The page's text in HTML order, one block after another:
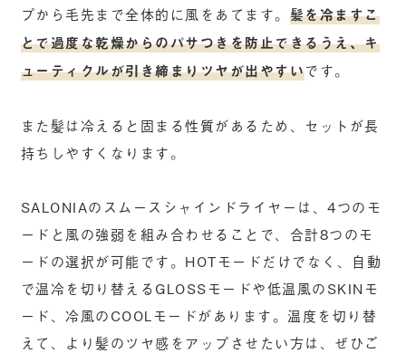
プから毛先まで全体的に風をあてます。 髪を冷ますこ
とで過度な乾燥からのパサつきを防止できるうえ、キ
ューティクルが引き締まりツヤが出やすいです。
また髪は冷えると固まる性質があるため、セットが長
持ちしやすくなります。
SALONIAのスムースシャインドライヤーは、4つのモ
ードと風の強弱を組み合わせることで、合計8つのモ
ードの選択が可能です。HOTモードだけでなく、自動
で温冷を切り替えるGLOSSモードや低温風のSKINモ
ード、冷風のCOOLモードがあります。温度を切り替
えて、より髪のツヤ感をアップさせたい方は、ぜひご